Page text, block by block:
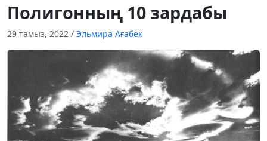
Полигонның 10 зардабы
29 тамыз, 2022 / Эльмира Ағабек